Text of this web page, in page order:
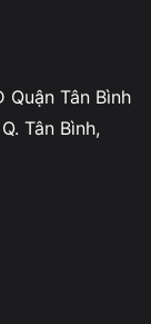
cơ chế truyền
Quận Tân Bình
Tân Bình,